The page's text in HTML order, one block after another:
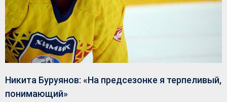
Никита Буруянов: «На предсезонке я терпеливый,
понимающий»